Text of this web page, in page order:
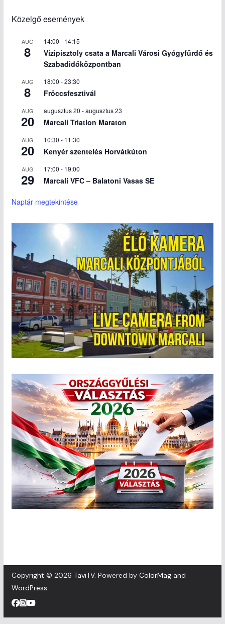
Közelgő események
AUG
8
14:00 - 14:15
Vizipisztoly csata a Marcali Városi Gyógyfürdő és
Szabadidőközpontban
AUG
8
18:00 -23:30
Fröccsfesztivál
AUG
20
augusztus 20 -augusztus 23
Marcali Triatlon Maraton
AUG
20
10:30 - 11:30
Kenyér szentelés Horvátkúton
AUG
29
17:00 - 19:00
Marcali VFC – Balatoni Vasas SE
Naptár megtekintése
Copyright © 2026 TaviTV. Powered by ColorMagand
WordPress.